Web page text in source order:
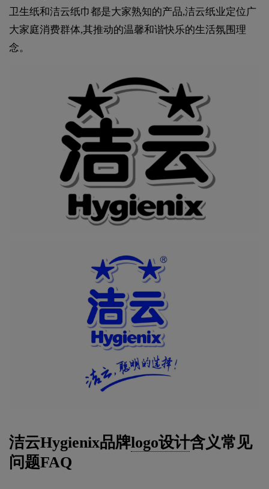
卫生纸和洁云纸巾都是大家熟知的产品,洁云纸业定位广
大家庭消费群体,其推动的温馨和谐快乐的生活氛围理
念。
洁云Hygienix品牌logo设计含义常见
问题FAQ